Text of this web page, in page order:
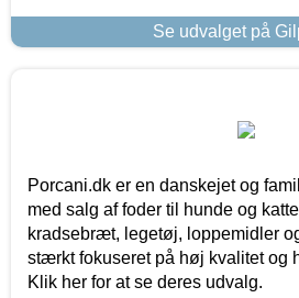
Se udvalget på
Porcani.dk er en danskejet og
med salg af foder til hunde og
kradsebræt, legetøj, loppemidler
stærkt fokuseret på høj kvalitet og
Klik her for at se deres udvalg.